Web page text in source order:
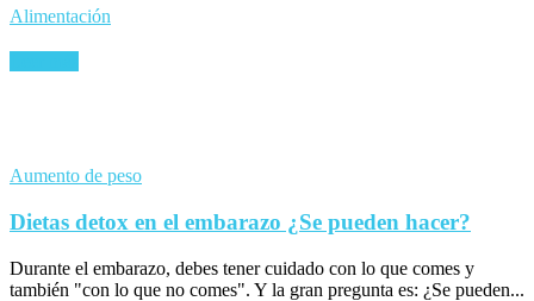
Alimentación
Aumento de peso
Dietas detox en el embarazo ¿Se pueden hacer?
Durante el embarazo, debes tener cuidado con lo que comes y
también "con lo que no comes". Y la gran pregunta es: ¿Se pueden...